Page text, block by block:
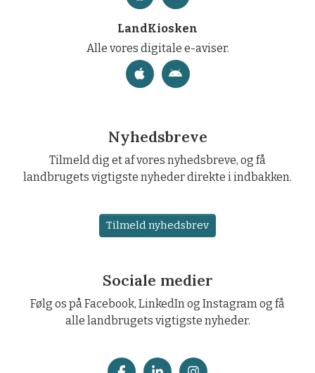
LandKiosken
Alle vores digitale e-aviser.
Nyhedsbreve
Tilmeld dig et af vores nyhedsbreve, og få
landbrugets vigtigste nyheder direkte i indbakken.
Tilmeld nyhedsbrev
Sociale medier
Følg os på Facebook, LinkedIn og Instagram og få
alle landbrugets vigtigste nyheder.